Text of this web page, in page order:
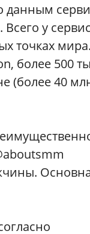
данным
у
точках мира.
более 500
(более 40